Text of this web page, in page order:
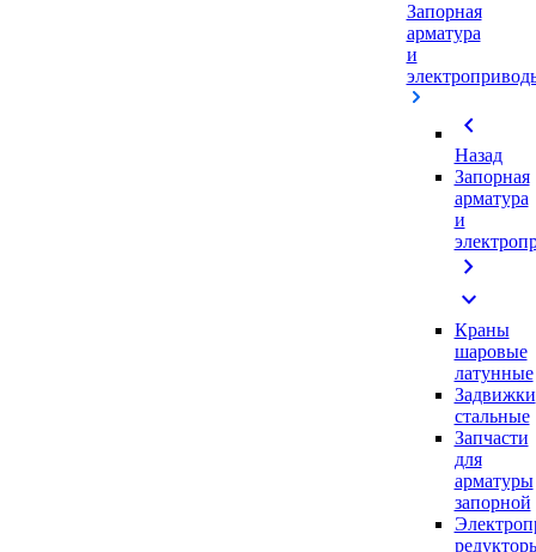
Запорная
арматура
и
chevron_left
Назад
Запорная
арматура
и
chevron_right
expand_more
Краны
шаровые
латунные
Задвижки
стальные
Запчасти
для
арматуры
запорной